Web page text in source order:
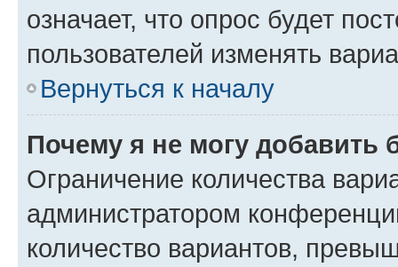
означает, что опрос будет
пользователей изменять
Вернуться к началу
Почему я не могу добавить
Ограничение количества
администратором
количество вариантов,